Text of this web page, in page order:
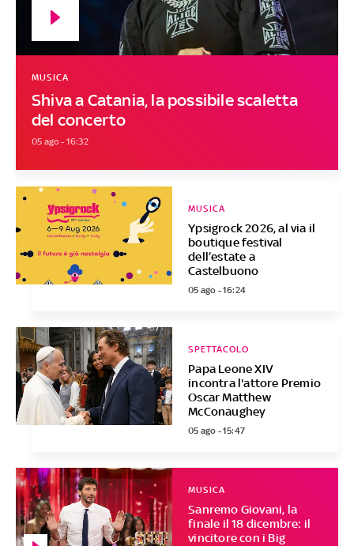
Shiva a Catania, la possibile scaletta
del concerto
MUSICA
05 ago - 16:32
Ypsigrock 2026, al via il
boutique festival
dell’estate a
Castelbuono
MUSICA
05 ago - 16:24
Papa Leone XIV
incontra l'attore Premio
Oscar Matthew
McConaughey
SPETTACOLO
05 ago - 15:47
Sanremo Giovani, la
finale il 18 dicembre: il
vincitore con i Big
MUSICA